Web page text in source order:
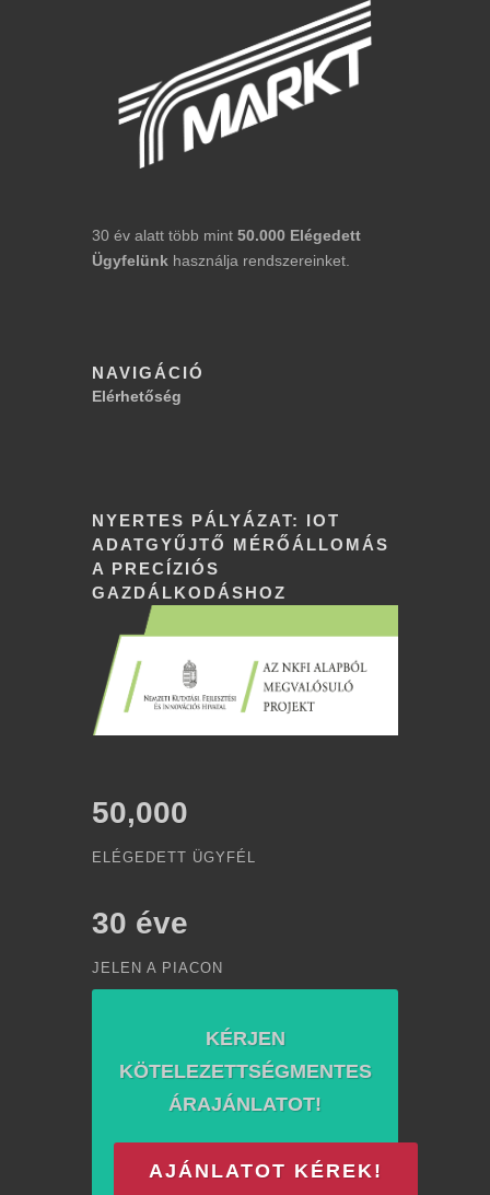
30 év alatt több mint 50.000 Elégedett
Ügyfelünk használja rendszereinket.
NAVIGÁCIÓ
Elérhetőség
NYERTES PÁLYÁZAT: IOT
ADATGYŰJTŐ MÉRŐÁLLOMÁS
A PRECÍZIÓS
GAZDÁLKODÁSHOZ
50,000
ELÉGEDETT ÜGYFÉL
30 éve
JELEN A PIACON
KÉRJEN
KÖTELEZETTSÉGMENTES
ÁRAJÁNLATOT!
AJÁNLATOT KÉREK!